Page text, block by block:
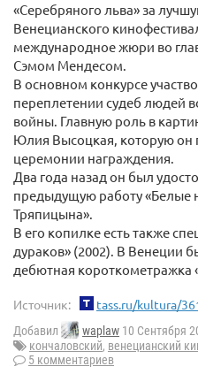
«Серебряного льва» за
Венецианского
международное жюри во
Сэмом Мендесом.
В основном конкурсе
переплетении судеб людей
войны. Главную роль в
Юлия Высоцкая, которую он
церемонии награждения.
Два года назад он был
предыдущую работу «Белые
Тряпицына».
В его копилке есть также
дураков» (2002). В Венеции
дебютная короткометражка
Источник: tass.ru/kultura/
Добавил waplaw 10 Сентября
кончаловский, венецианский
5 комментариев